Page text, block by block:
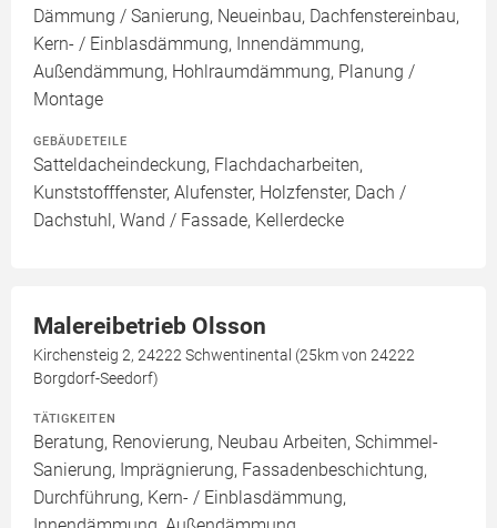
Dämmung / Sanierung, Neueinbau, Dachfenstereinbau,
Kern- / Einblasdämmung, Innendämmung,
Außendämmung, Hohlraumdämmung, Planung /
Montage
GEBÄUDETEILE
Satteldacheindeckung, Flachdacharbeiten,
Kunststofffenster, Alufenster, Holzfenster, Dach /
Dachstuhl, Wand / Fassade, Kellerdecke
Malereibetrieb Olsson
Kirchensteig 2, 24222 Schwentinental (25km von 24222
Borgdorf-Seedorf)
TÄTIGKEITEN
Beratung, Renovierung, Neubau Arbeiten, Schimmel-
Sanierung, Imprägnierung, Fassadenbeschichtung,
Durchführung, Kern- / Einblasdämmung,